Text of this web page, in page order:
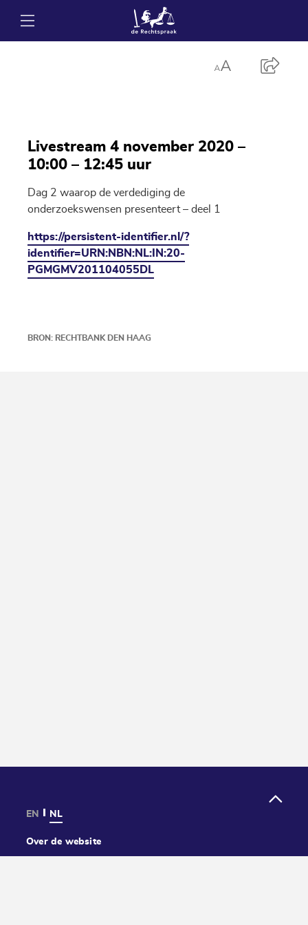
Livestream 4 november 2020 –
10:00 – 12:45 uur
Dag 2 waarop de verdediging de
onderzoekswensen presenteert – deel 1
https://persistent-identifier.nl/?
identifier=URN:NBN:NL:IN:20-
PGMGMV201104055DL
BRON: RECHTBANK DEN HAAG
EN NL
Over de website